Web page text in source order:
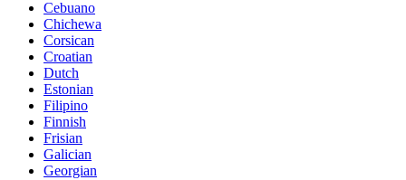
Cebuano
Chichewa
Corsican
Croatian
Dutch
Estonian
Filipino
Finnish
Frisian
Galician
Georgian